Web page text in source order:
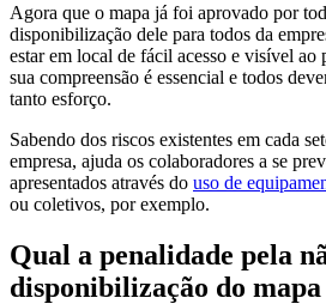
Agora que o mapa já foi aprovado por
disponibilização dele para todos da
estar em local de fácil acesso e visível ao
sua compreensão é essencial e todos
tanto esforço.
Sabendo dos riscos existentes em cada
empresa, ajuda os colaboradores a se
apresentados através do uso de
ou coletivos, por exemplo.
Qual a penalidade pela
disponibilização do